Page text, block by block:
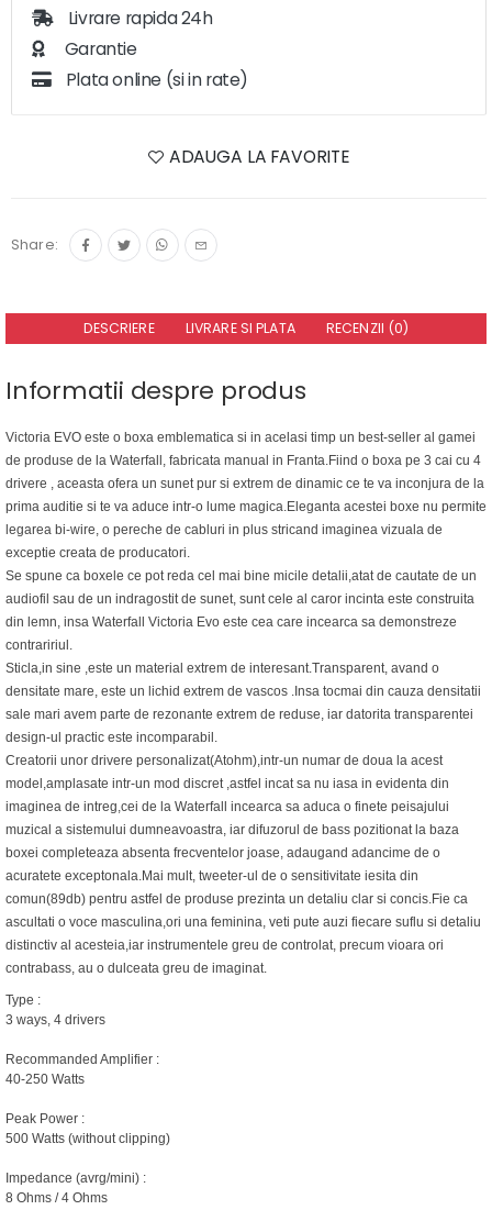
Livrare rapida 24h
Garantie
Plata online (si in rate)
ADAUGA LA FAVORITE
Share:
DESCRIERE LIVRARE SI PLATA RECENZII (0)
Informatii despre produs
Victoria EVO este o boxa emblematica si in acelasi timp un best-seller al gamei
de produse de la Waterfall, fabricata manual in Franta.Fiind o boxa pe 3 cai cu 4
drivere , aceasta ofera un sunet pur si extrem de dinamic ce te va inconjura de la
prima auditie si te va aduce intr-o lume magica.Eleganta acestei boxe nu permite
legarea bi-wire, o pereche de cabluri in plus stricand imaginea vizuala de
exceptie creata de producatori.
Se spune ca boxele ce pot reda cel mai bine micile detalii,atat de cautate de un
audiofil sau de un indragostit de sunet, sunt cele al caror incinta este construita
din lemn, insa Waterfall Victoria Evo este cea care incearca sa demonstreze
contraririul.
Sticla,in sine ,este un material extrem de interesant.Transparent, avand o
densitate mare, este un lichid extrem de vascos .Insa tocmai din cauza densitatii
sale mari avem parte de rezonante extrem de reduse, iar datorita transparentei
design-ul practic este incomparabil.
Creatorii unor drivere personalizat(Atohm),intr-un numar de doua la acest
model,amplasate intr-un mod discret ,astfel incat sa nu iasa in evidenta din
imaginea de intreg,cei de la Waterfall incearca sa aduca o finete peisajului
muzical a sistemului dumneavoastra, iar difuzorul de bass pozitionat la baza
boxei completeaza absenta frecventelor joase, adaugand adancime de o
acuratete exceptonala.Mai mult, tweeter-ul de o sensitivitate iesita din
comun(89db) pentru astfel de produse prezinta un detaliu clar si concis.Fie ca
ascultati o voce masculina,ori una feminina, veti pute auzi fiecare suflu si detaliu
distinctiv al acesteia,iar instrumentele greu de controlat, precum vioara ori
contrabass, au o dulceata greu de imaginat.
Type :
3 ways, 4 drivers
Recommanded Amplifier :
40-250 Watts
Peak Power :
500 Watts (without clipping)
Impedance (avrg/mini) :
8 Ohms / 4 Ohms